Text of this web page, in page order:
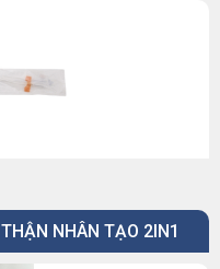
NHÂN TẠO 2IN1